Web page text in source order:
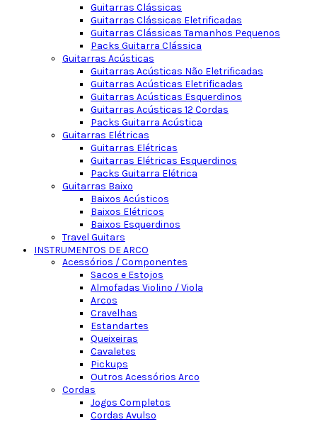
Guitarras Clássicas
Guitarras Clássicas Eletrificadas
Guitarras Clássicas Tamanhos Pequenos
Packs Guitarra Clássica
Guitarras Acústicas
Guitarras Acústicas Não Eletrificadas
Guitarras Acústicas Eletrificadas
Guitarras Acústicas Esquerdinos
Guitarras Acústicas 12 Cordas
Packs Guitarra Acústica
Guitarras Elétricas
Guitarras Elétricas
Guitarras Elétricas Esquerdinos
Packs Guitarra Elétrica
Guitarras Baixo
Baixos Acústicos
Baixos Elétricos
Baixos Esquerdinos
Travel Guitars
INSTRUMENTOS DE ARCO
Acessórios / Componentes
Sacos e Estojos
Almofadas Violino / Viola
Arcos
Cravelhas
Estandartes
Queixeiras
Cavaletes
Pickups
Outros Acessórios Arco
Cordas
Jogos Completos
Cordas Avulso